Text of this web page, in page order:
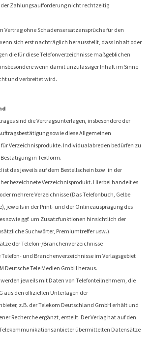
Zahlungsaufforderung nicht rechtzeitig
Vertrag ohne Schadensersatzansprüche für den
sich erst nachträglich herausstellt, dass Inhalt oder
die für diese Telefonverzeichnisse maßgeblichen
wenn damit unzulässiger Inhalt im Sinne
und verbreitet wird.
sind die Vertragsunterlagen, insbesondere der
sowie diese Allgemeinen
Verzeichnisprodukte. Individualabreden bedürfen zu
in Textform.
ist das jeweils auf dem Bestellschein bzw. in der
bezeichnete Verzeichnisprodukt. Hierbei handelt es
mehrere Verzeichnisse (Das Telefonbuch, Gelbe
jeweils in der Print- und der Onlineausprägung des
sowie ggf. um Zusatzfunktionen hinsichtlich der
Suchwörter, Premiumtreffer usw.).
der Telefon-/Branchenverzeichnisse
Telefon- und Branchenverzeichnisse im Verlagsgebiet
Deutsche Tele Medien GmbH heraus.
werden jeweils mit Daten von Telefonteilnehmern, die
aus den offiziellen Unterlagen der
z.B. der Telekom Deutschland GmbH erhält und
Recherche ergänzt, erstellt. Der Verlag hat auf den
übermittelten Datensätze